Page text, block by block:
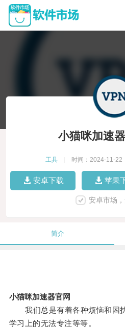
小猫咪加速
工具 时间：2024-11-22
安卓下载 苹果
安卓市场
简介
小猫咪加速器官网
我们总是有着各种烦恼和困扰
学习上的无法专注等等。